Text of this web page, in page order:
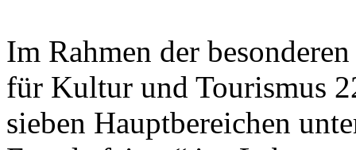
Im Rahmen der
für Kultur und Tourismus
sieben Hauptbereichen